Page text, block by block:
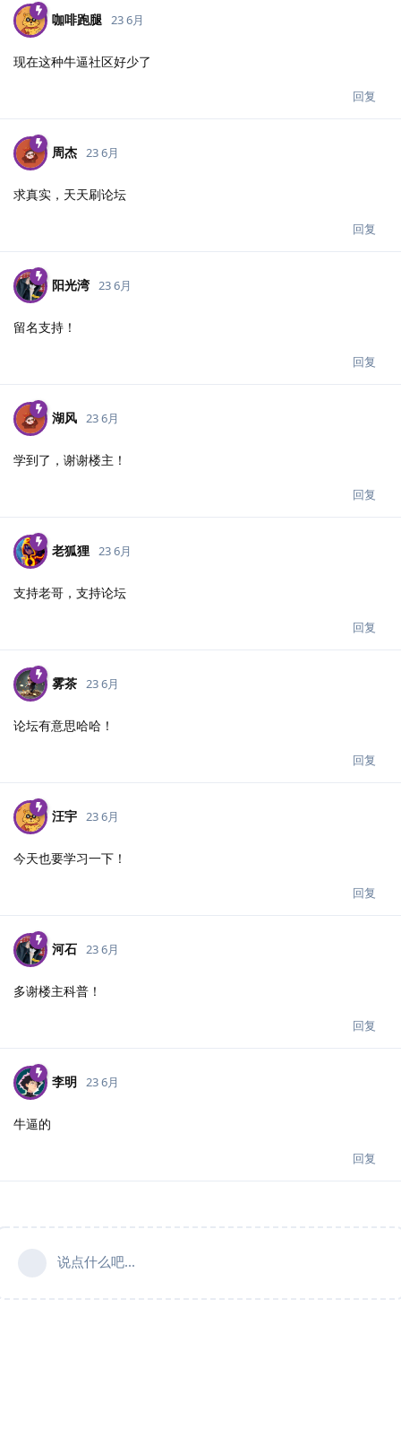
咖啡跑腿 23 6月
现在这种牛逼社区好少了
回复
周杰 23 6月
求真实，天天刷论坛
回复
阳光湾 23 6月
留名支持！
回复
湖风 23 6月
学到了，谢谢楼主！
回复
老狐狸 23 6月
支持老哥，支持论坛
回复
雾茶 23 6月
论坛有意思哈哈！
回复
汪宇 23 6月
今天也要学习一下！
回复
河石 23 6月
多谢楼主科普！
回复
李明 23 6月
牛逼的
回复
说点什么吧...